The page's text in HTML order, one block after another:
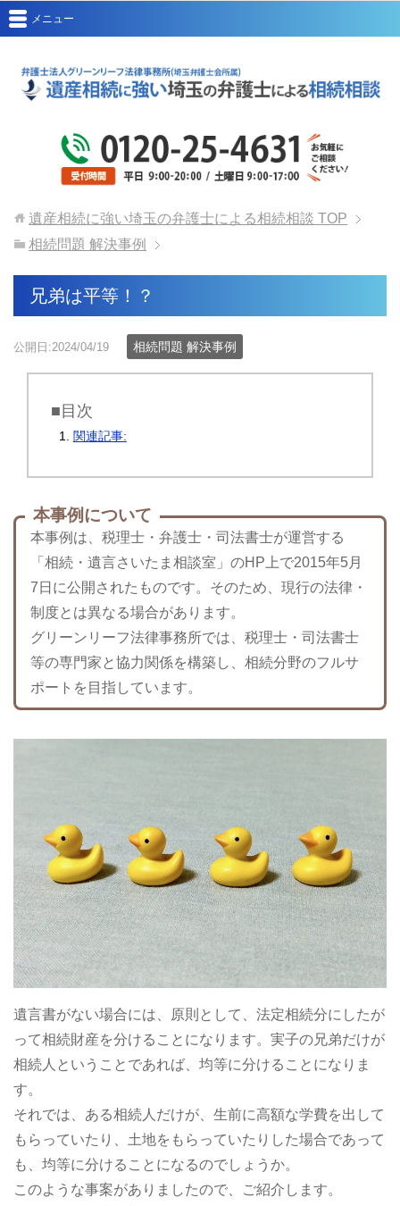
メニュー
遺産相続に強い埼玉の弁護士による相続相談 TOP
相続問題 解決事例
兄弟は平等！？
公開日:2024/04/19 相続問題 解決事例
■目次
関連記事:
本事例について
本事例は、税理士・弁護士・司法書士が運営する
「相続・遺言さいたま相談室」のHP上で2015年5月
7日に公開されたものです。そのため、現行の法律・
制度とは異なる場合があります。
グリーンリーフ法律事務所では、税理士・司法書士
等の専門家と協力関係を構築し、相続分野のフルサ
ポートを目指しています。
遺言書がない場合には、原則として、法定相続分にしたが
って相続財産を分けることになります。実子の兄弟だけが
相続人ということであれば、均等に分けることになりま
す。
それでは、ある相続人だけが、生前に高額な学費を出して
もらっていたり、土地をもらっていたりした場合であって
も、均等に分けることになるのでしょうか。
このような事案がありましたので、ご紹介します。